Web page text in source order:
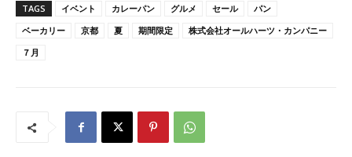
TAGS イベント カレーパン グルメ セール
パン
ベーカリー
京都 夏 期間限定
株式会社オールハーツ・カンパニー
７月